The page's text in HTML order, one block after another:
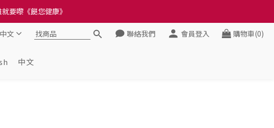
域, 因資料錯誤會影響前往結帳
要嚟《餸您健康》
域, 因資料錯誤會影響前往結帳
文 聯絡我們 會員登入 購物車(0)
中文